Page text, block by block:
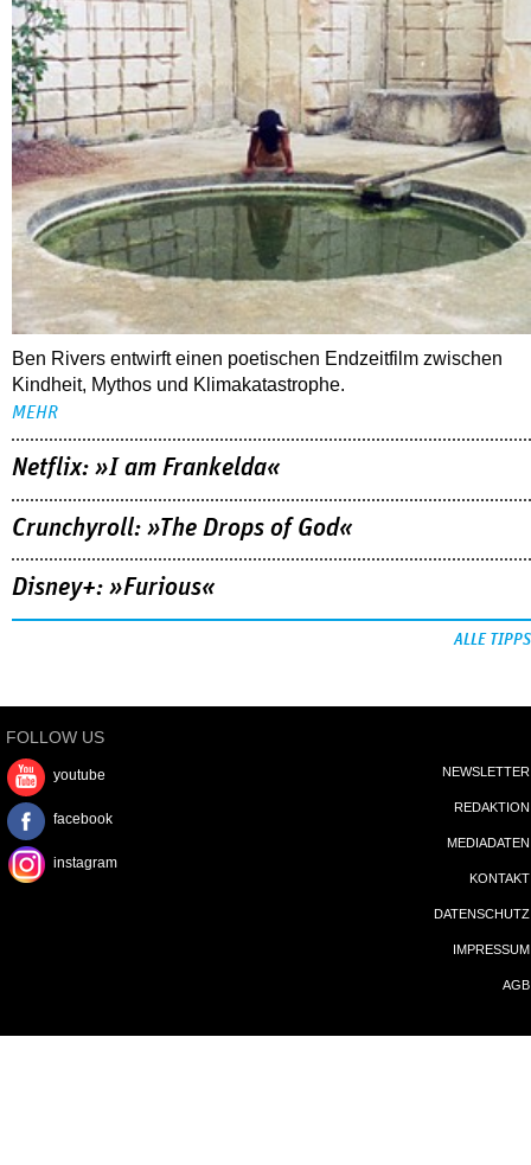
Ben Rivers entwirft einen poetischen Endzeitfilm zwischen
Kindheit, Mythos und Klimakatastrophe.
MEHR
Netflix: »I am Frankelda«
Crunchyroll: »The Drops of God«
Disney+: »Furious«
FOLLOW US
youtube
IMPRESSUM
AGB